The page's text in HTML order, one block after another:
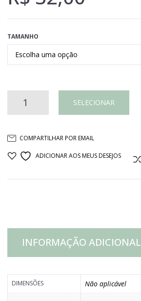
TAMANHO
Castiçal
dourado
SELECIONAR
COMPARTILHAR POR EMAIL
ADICIONAR AOS MEUS DESEJOS
INFORMAÇÃO ADICIONAL
DIMENSÕES Não aplicável